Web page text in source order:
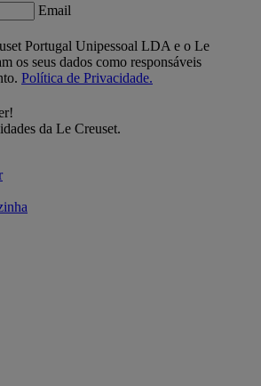
Email
Portugal Unipessoal LDA e o Le
os seus dados como responsáveis
Política de Privacidade.
da Le Creuset.